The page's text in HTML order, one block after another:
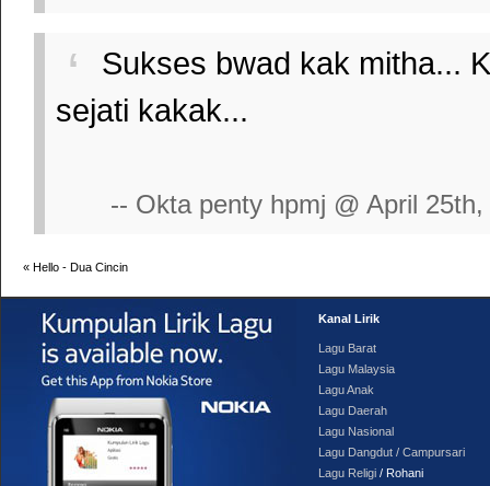
Sukses bwad kak mitha...
sejati kakak...
-- Okta penty hpmj @ April 25th,
« Hello - Dua Cincin
Kanal Lirik
Lagu Barat
Lagu Malaysia
Lagu Anak
Lagu Daerah
Lagu Nasional
Lagu Dangdut / Campursari
Lagu Religi / Rohani